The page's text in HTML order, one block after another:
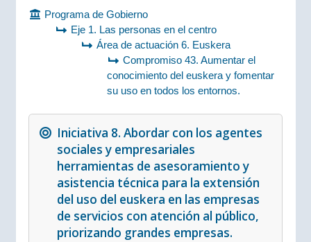
Programa de Gobierno
Eje 1. Las personas en el centro
Área de actuación 6. Euskera
Compromiso 43. Aumentar el
conocimiento del euskera y fomentar
su uso en todos los entornos.
Iniciativa 8. Abordar con los agentes
sociales y empresariales
herramientas de asesoramiento y
asistencia técnica para la extensión
del uso del euskera en las empresas
de servicios con atención al público,
priorizando grandes empresas.